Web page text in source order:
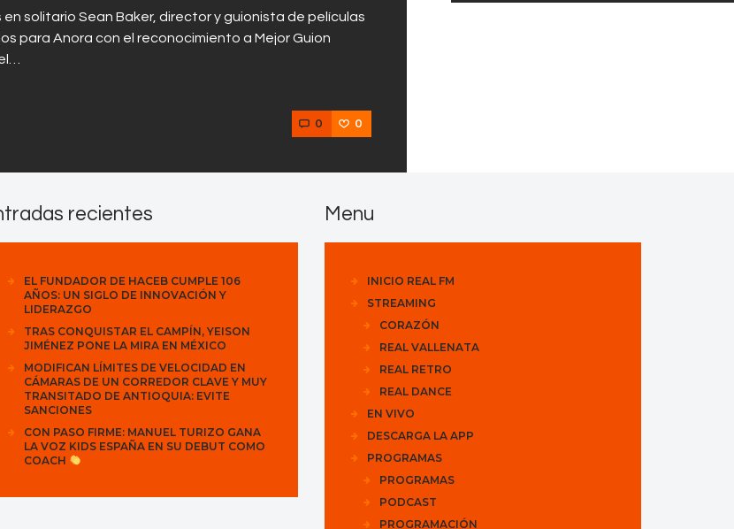
solitario Sean Baker, director y guionista de películas
para Anora con el reconocimiento a Mejor Guion
0 0
recientes
EL FUNDADOR DE HACEB CUMPLE 106
AÑOS: UN SIGLO DE INNOVACIÓN Y
LIDERAZGO
TRAS CONQUISTAR EL CAMPÍN, YEISON
JIMÉNEZ PONE LA MIRA EN MÉXICO
MODIFICAN LÍMITES DE VELOCIDAD EN
CÁMARAS DE UN CORREDOR CLAVE Y MUY
TRANSITADO DE ANTIOQUIA: EVITE
SANCIONES
CON PASO FIRME: MANUEL TURIZO GANA
LA VOZ KIDS ESPAÑA EN SU DEBUT COMO
COACH
Menu
INICIO REAL FM
STREAMING
CORAZÓN
REAL VALLENATA
REAL RETRO
REAL DANCE
EN VIVO
DESCARGA LA APP
PROGRAMAS
PROGRAMAS
PODCAST
PROGRAMACIÓN